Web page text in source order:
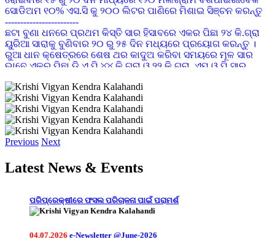
------------------------
ଛଟା ବୁଣା ଧନରେ ପ୍ରଥମ କିସ୍ତି ସାର ହିସାବରେ ଏକର ପିଛା ୨୪ କି.ଗ୍ରା
ୟୁରିଆ ସାରାକୁ ବୁଣିବାର ୨୦ ରୁ ୨୫ ଦିନ ମଧ୍ୟରେ ପ୍ରୟୋଗ କରନ୍ତୁ ।
ରୁଆ ଧାନ କ୍ଷେତ୍ରରେ ଶେଷ ଥର କାଦୁଅ କରିବା ସମୟରେ ମୂଳ ସାର
ଭାବେ ଏକର ପିଛା ଡି.ଏ.ପି ୪୪ କି.ଗ୍ରା ଓ ୨୨ କି.ଗ୍ରା. ଏମ.ଓ.ପି ସାର
ପ୍ରୟୋଗ କରନ୍ତୁ ଏବଂ ରୋଇବାର ୨୦ ରୁ ୨୫ ଦିନ ମଧ୍ୟରେ ୩୫ କି.ଗ୍ରା.
------------------------
ଡାଲିଜାତୀୟ ଫସଲରେ ପତ୍ର ହଳଦିଆ ରୋଗ(YMV)ଦେଖାଦେଲେ
IMIDACLOPRID ୧୭.୮ SL କୁ ୦.୩ ମି.ଲି ପ୍ରତି ୧ ଲିଟର ପାଣିରେ
ମିଶାଇ ସିଞ୍ଚନ କରନ୍ତୁ
------------------------
କାଜୁ ଗଛରେ ଫୁଲ ଆସିଲା ବେଳେ OXYDEMENTON METHYL ୨ ମି
ନାହିଁ
------------------------
ହଳଦିଆ ଅଠାଳିଆ ଟ୍ରାପ ବା ଯନ୍ତା ବ୍ୟବହାର କରନ୍ତୁ |
------------------------
ଆମ୍ବ ଗଛରେ କାଣ୍ଡକୁ ମାଟିରୁ ୧ ମିଟର ଉଚତା ପର୍ଯ୍ୟନ୍ତ କୋଲଟାର
Previous Next
Latest News & Events